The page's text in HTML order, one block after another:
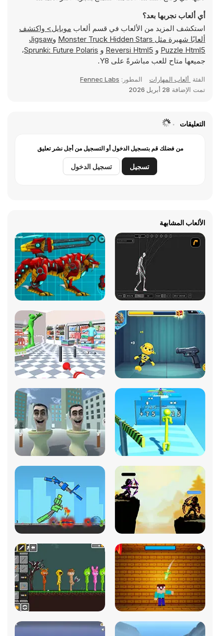
أي ألعاب نجربها بعد؟
استكشف المزيد من الألعاب في قسم ألعاب
موبايل> واكتشف
ألعابًا شهيرة مثل Monster Truck Hidden Stars وJigsaw
Puzzle Html5 و Reversi Html5 و Sprunki: Future Polaris،
جميعها متاح للعب مباشرةً على Y8.
الفئة ألعاب المهارات المطور: Fennec Labs
تمت الإضافة 28 أبريل 2026
التعليقات
من فضلك قم بتسجيل الدخول أو التسجيل من أجل نشر تعليق
تسجيل تسجيل الدخول
الألعاب المشابهة